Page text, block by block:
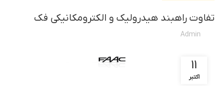
تفاوت راهبند هیدرولیک و الکترومکانیکی فک
Admin
11
اکتبر